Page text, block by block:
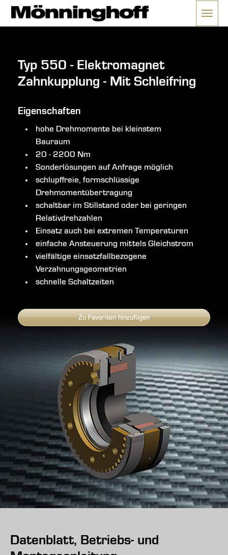
Menü
Typ 550 - Elektromagnet
Zahnkupplung - Mit Schleifring
Eigenschaften
hohe Drehmomente bei kleinstem
Bauraum
20 - 2200 Nm
Sonderlösungen auf Anfrage möglich
schlupffreie, formschlüssige
Drehmomentübertragung
schaltbar im Stillstand oder bei geringen
Relativdrehzahlen
Einsatz auch bei extremen Temperaturen
einfache Ansteuerung mittels Gleichstrom
vielfältige einsatzfallbezogene
Verzahnungsgeometrien
schnelle Schaltzeiten
Zu Favoriten hinzufügen
Datenblatt, Betriebs- und